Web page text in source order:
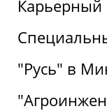
Карьерный
"Русь" в